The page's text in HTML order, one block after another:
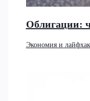
Облигации:
Экономия и